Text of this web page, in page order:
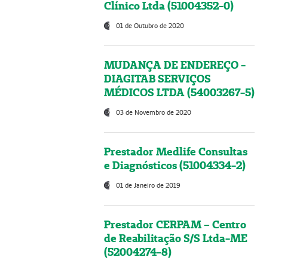
Clínico Ltda (51004352-0)
01 de Outubro de 2020
MUDANÇA DE ENDEREÇO -
DIAGITAB SERVIÇOS
MÉDICOS LTDA (54003267-5)
03 de Novembro de 2020
Prestador Medlife Consultas
e Diagnósticos (51004334-2)
01 de Janeiro de 2019
Prestador CERPAM – Centro
de Reabilitação S/S Ltda-ME
(52004274-8)